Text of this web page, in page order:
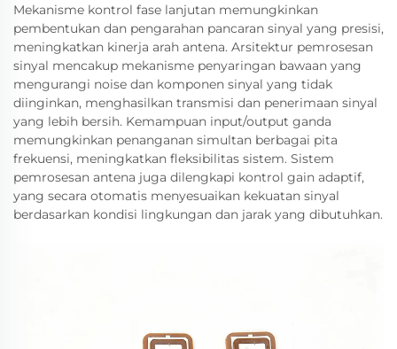
Mekanisme kontrol fase lanjutan memungkinkan
pembentukan dan pengarahan pancaran sinyal yang presisi,
meningkatkan kinerja arah antena. Arsitektur pemrosesan
sinyal mencakup mekanisme penyaringan bawaan yang
mengurangi noise dan komponen sinyal yang tidak
diinginkan, menghasilkan transmisi dan penerimaan sinyal
yang lebih bersih. Kemampuan input/output ganda
memungkinkan penanganan simultan berbagai pita
frekuensi, meningkatkan fleksibilitas sistem. Sistem
pemrosesan antena juga dilengkapi kontrol gain adaptif,
yang secara otomatis menyesuaikan kekuatan sinyal
berdasarkan kondisi lingkungan dan jarak yang dibutuhkan.